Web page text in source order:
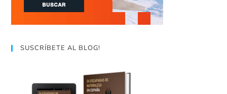
SUSCRÍBETE AL BLOG!